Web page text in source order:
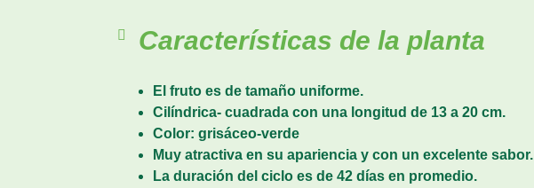
Características de la planta
El fruto es de tamaño uniforme.
Cilíndrica- cuadrada con una longitud de 13 a 20 cm.
Color: grisáceo-verde
Muy atractiva en su apariencia y con un excelente sabor.
La duración del ciclo es de 42 días en promedio.